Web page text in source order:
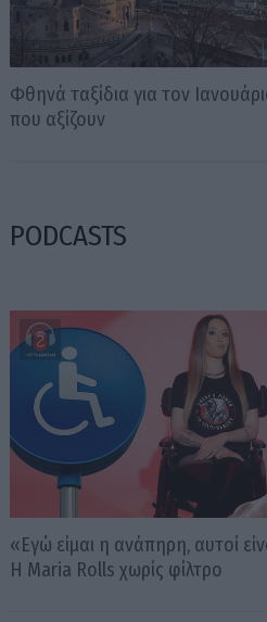
Φθηνά ταξίδια για τον
που αξίζουν
PODCASTS
«Εγώ είμαι η ανάπηρη, αυτοί
Η Maria Rolls χωρίς φίλτρο